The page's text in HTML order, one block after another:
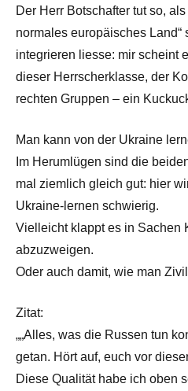
Der Herr Botschafter tut so,
normales europäisches
integrieren liesse: mir scheint
dieser Herrscherklasse, der
rechten Gruppen – ein
Man kann von der Ukraine
Im Herumlügen sind die
mal ziemlich gleich gut: hier
Ukraine-lernen schwierig.
Vielleicht klappt es in Sachen
abzuzweigen.
Oder auch damit, wie man
Zitat:
„„Alles, was die Russen tun
getan. Hört auf, euch vor
Diese Qualität habe ich oben